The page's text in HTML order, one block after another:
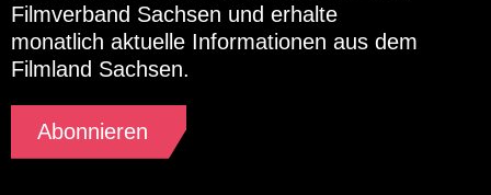
Filmverband Sachsen und erhalte
monatlich aktuelle Informationen aus dem
Filmland Sachsen.
Abonnieren